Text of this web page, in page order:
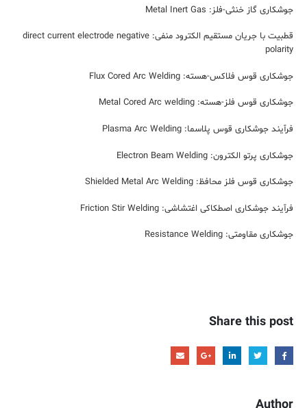
جوشکاری گاز خنثی-فلز: Metal Inert Gas
قطبیت با جریان مستقیم الکترود منفی: direct current electrode negative
polarity
جوشکاری قوس فلاکس-هسته: Flux Cored Arc Welding
جوشکاری قوس فلز-هسته: Metal Cored Arc welding
فرآیند جوشکاری قوس پلاسما: Plasma Arc Welding
جوشکاری پرتو الکترون: Electron Beam Welding
جوشکاری قوس فلز محافظ: Shielded Metal Arc Welding
فرآیند جوشکاری اصطکاکی اغتشاشی: Friction Stir Welding
جوشکاری مقاومتی: Resistance Welding
Share this post